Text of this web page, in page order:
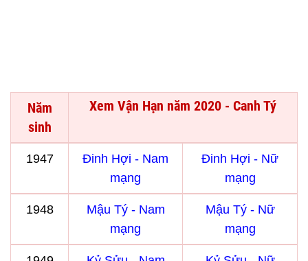
Năm
sinh
Xem Vận Hạn năm 2020 - Canh Tý
1947
Đinh Hợi - Nam
mạng
Đinh Hợi - Nữ
mạng
1948
Mậu Tý - Nam
mạng
Mậu Tý - Nữ
mạng